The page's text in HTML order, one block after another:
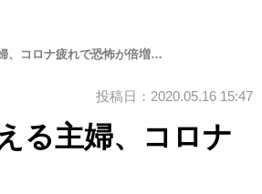
、コロナ疲れで恐怖が倍増…
投稿日：2020.05.16 15:47
る主婦、コロナ